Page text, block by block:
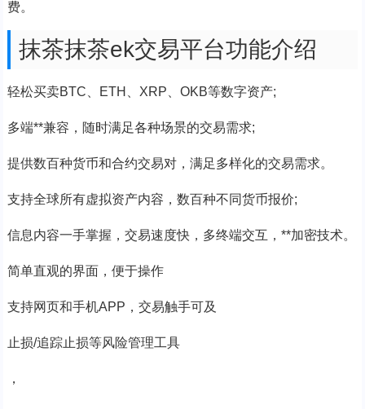
费。
抹茶抹茶ek交易平台功能介绍
轻松买卖BTC、ETH、XRP、OKB等数字资产;
多端**兼容，随时满足各种场景的交易需求;
提供数百种货币和合约交易对，满足多样化的交易需求。
支持全球所有虚拟资产内容，数百种不同货币报价;
信息内容一手掌握，交易速度快，多终端交互，**加密技术。
简单直观的界面，便于操作
支持网页和手机APP，交易触手可及
止损/追踪止损等风险管理工具
，